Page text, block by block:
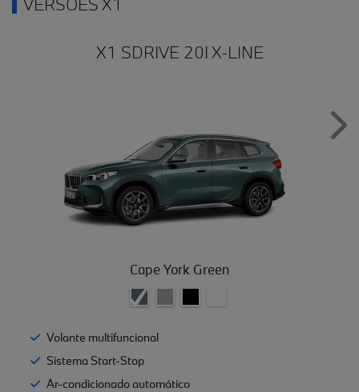
X1 SDRIVE 20I X-LINE
Cape York Green
Volante multifuncional
Sistema Start-Stop
Ar-condicionado automático